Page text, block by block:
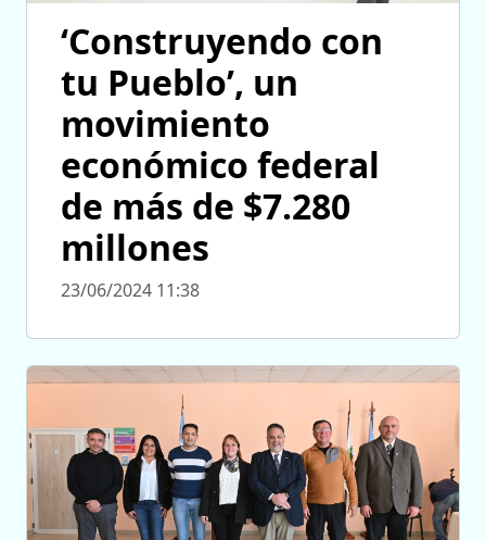
‘Construyendo con
tu Pueblo’, un
movimiento
económico federal
de más de $7.280
millones
23/06/2024 11:38